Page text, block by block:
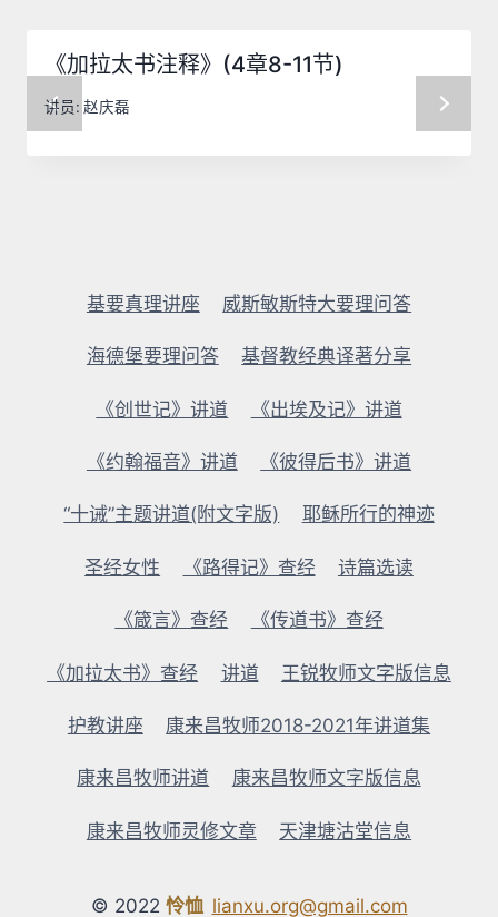
《加拉太书注释》(4章8-11节)
讲员: 赵庆磊
基要真理讲座 威斯敏斯特大要理问答
海德堡要理问答 基督教经典译著分享
《创世记》讲道 《出埃及记》讲道
《约翰福音》讲道 《彼得后书》讲道
“十诫”主题讲道(附文字版) 耶稣所行的神迹
圣经女性 《路得记》查经 诗篇选读
《箴言》查经 《传道书》查经
《加拉太书》查经 讲道 王锐牧师文字版信息
护教讲座 康来昌牧师2018-2021年讲道集
康来昌牧师讲道 康来昌牧师文字版信息
康来昌牧师灵修文章 天津塘沽堂信息
© 2022 怜恤 lianxu.org@gmail.com